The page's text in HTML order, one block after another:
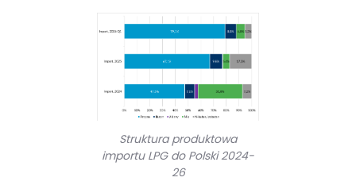
Struktura produktowa
importu LPG do Polski 2024-
26